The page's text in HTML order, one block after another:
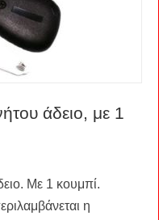
άδειο, με 1
Με 1 κουμπί.
η